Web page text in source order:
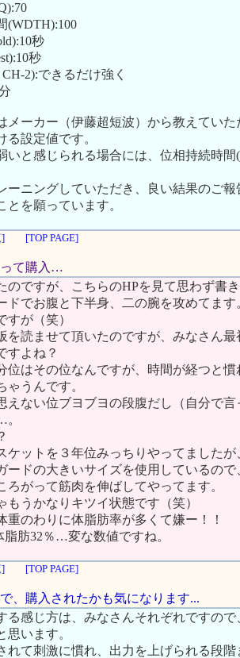
(WDTH):100
秒
秒
2):できるだけ強く
メーカー（伊藤超短波）から教えてい
る設定値です。
いと感じられる場合には、位相持続時
ーニングしていただき、良い結果のご
とを願っています。
] [TOP PAGE]
って購入…
のですが、こちらのHPを見て思わず書
ドでお腹と下半身、二の腕を攻めてま
すが（笑）
を読ませて頂いたのですが、みなさん
すよね？
位はその位なんですが、時間が経つと
ゃうんです。
えない位ブヨブヨの段腹だし（自分で
ケットを３年位みっちりやってました
ードの大きいサイズを使用しているの
ろがって筋肉を伸ばしてやってます。
もうかなりキツイ状態です（笑）
重のわりに体脂肪率が多くて嫌ー！！
脂肪32％…変な数値ですね。
] [TOP PAGE]
、購入されたかも気になります...
る感じ方は、みなさんそれぞれですの
思います。
れて刺激に慣れ、出力を上げられる段